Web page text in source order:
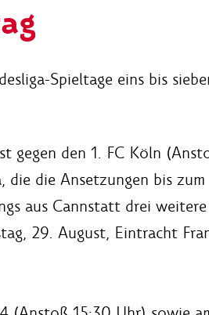
Spieltage eins bis
gegen den 1. FC Köln
die die Ansetzungen bis
aus Cannstatt drei
29. August, Eintracht